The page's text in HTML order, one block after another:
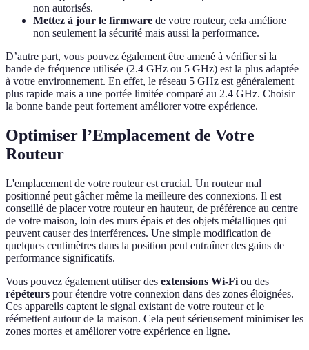
non autorisés.
Mettez à jour le firmware de votre routeur, cela améliore
non seulement la sécurité mais aussi la performance.
D’autre part, vous pouvez également être amené à vérifier si la
bande de fréquence utilisée (2.4 GHz ou 5 GHz) est la plus adaptée
à votre environnement. En effet, le réseau 5 GHz est généralement
plus rapide mais a une portée limitée comparé au 2.4 GHz. Choisir
la bonne bande peut fortement améliorer votre expérience.
Optimiser l’Emplacement de Votre
Routeur
L'emplacement de votre routeur est crucial. Un routeur mal
positionné peut gâcher même la meilleure des connexions. Il est
conseillé de placer votre routeur en hauteur, de préférence au centre
de votre maison, loin des murs épais et des objets métalliques qui
peuvent causer des interférences. Une simple modification de
quelques centimètres dans la position peut entraîner des gains de
performance significatifs.
Vous pouvez également utiliser des extensions Wi-Fi ou des
répéteurs pour étendre votre connexion dans des zones éloignées.
Ces appareils captent le signal existant de votre routeur et le
réémettent autour de la maison. Cela peut sérieusement minimiser les
zones mortes et améliorer votre expérience en ligne.